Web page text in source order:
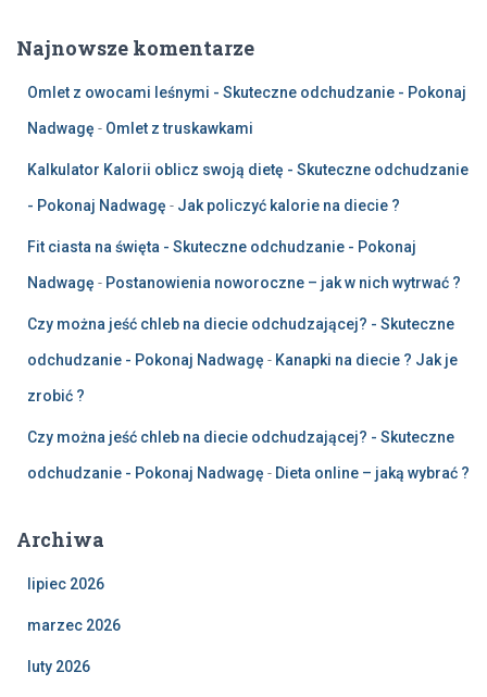
Najnowsze komentarze
Omlet z owocami leśnymi - Skuteczne odchudzanie - Pokonaj
Nadwagę - Omlet z truskawkami
Kalkulator Kalorii oblicz swoją dietę - Skuteczne odchudzanie
- Pokonaj Nadwagę - Jak policzyć kalorie na diecie ?
Fit ciasta na święta - Skuteczne odchudzanie - Pokonaj
Nadwagę - Postanowienia noworoczne – jak w nich wytrwać ?
Czy można jeść chleb na diecie odchudzającej? - Skuteczne
odchudzanie - Pokonaj Nadwagę - Kanapki na diecie ? Jak je
zrobić ?
Czy można jeść chleb na diecie odchudzającej? - Skuteczne
odchudzanie - Pokonaj Nadwagę - Dieta online – jaką wybrać ?
Archiwa
lipiec 2026
marzec 2026
luty 2026